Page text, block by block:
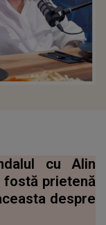
cu Alin
fostă prietenă
despre